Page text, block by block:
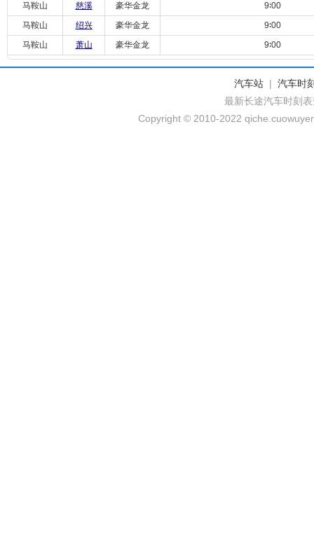
马鞍山
慈溪 豪华金龙
9∶00
马鞍山
绍兴 豪华金龙
9∶00
马鞍山
萧山 豪华金龙 9∶00
汽车站 | 汽车时
最新长途汽车时刻
Copyright © 2010-2022